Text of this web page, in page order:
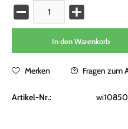
In den Warenkorb
Merken Fragen zum
Artikel-Nr.: